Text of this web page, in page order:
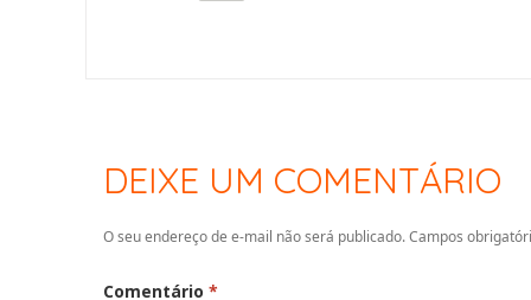
DEIXE UM COMENTÁRIO
O seu endereço de e-mail não será publicado.Campos
Comentário *